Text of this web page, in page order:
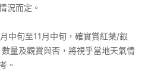
況而定。
中旬至11月中旬，確實賞紅葉/銀
量及觀賞與否，將視乎當地天氣情
。